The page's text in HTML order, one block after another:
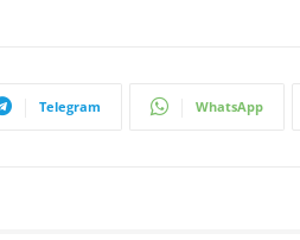
Telegram WhatsApp